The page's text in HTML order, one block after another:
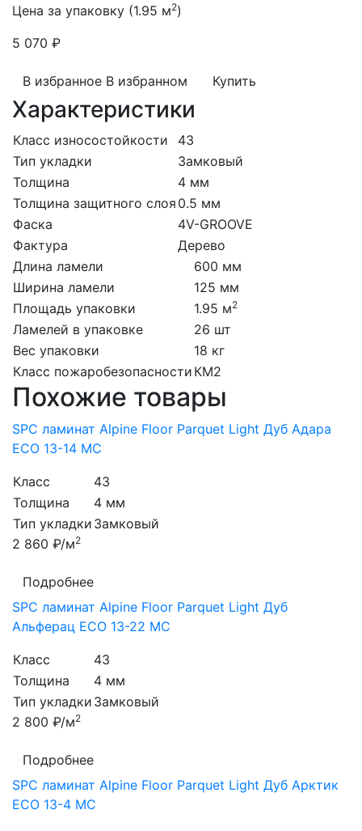
Цена за упаковку (1.95 м2)
5 070 ₽
В избранное В избранном Купить
Характеристики
Класс износостойкости
43
Тип укладки
Замковый
Толщина
4 мм
Толщина защитного слоя 0.5 мм
Фаска
4V-GROOVE
Фактура
Дерево
Длина ламели
600 мм
Ширина ламели
125 мм
Площадь упаковки
1.95 м2
Ламелей в упаковке
26 шт
Вес упаковки
18 кг
Класс пожаробезопасности КМ2
Похожие товары
SPC ламинат Alpine Floor Parquet Light Дуб Адара
ЕСО 13-14 MC
Класс
43
Толщина
4 мм
Тип укладки Замковый
2 860 ₽/м2
Подробнее
SPC ламинат Alpine Floor Parquet Light Дуб
Альферац ЕСО 13-22 MC
Класс
43
Толщина
4 мм
Тип укладки Замковый
2 800 ₽/м2
Подробнее
SPC ламинат Alpine Floor Parquet Light Дуб Арктик
ЕСО 13-4 MC